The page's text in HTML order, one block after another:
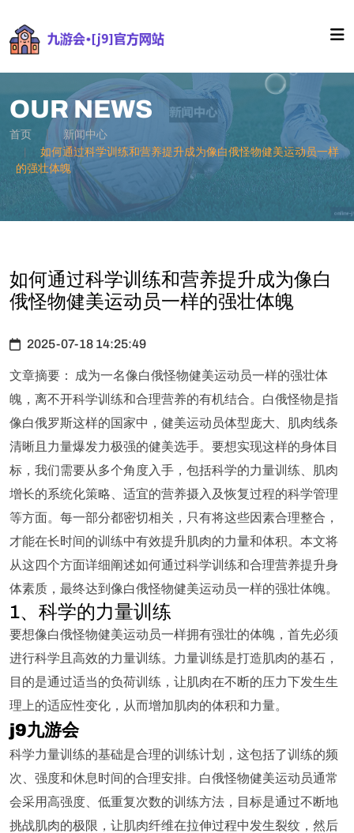
OUR NEWS
首页
新闻中心
如何通过科学训练和营养提升成为像白俄怪物健美运动员一样
的强壮体魄
如何通过科学训练和营养提升成为像白
俄怪物健美运动员一样的强壮体魄
2025-07-18 14:25:49
文章摘要： 成为一名像白俄怪物健美运动员一样的强壮体
魄，离不开科学训练和合理营养的有机结合。白俄怪物是指
像白俄罗斯这样的国家中，健美运动员体型庞大、肌肉线条
清晰且力量爆发力极强的健美选手。要想实现这样的身体目
标，我们需要从多个角度入手，包括科学的力量训练、肌肉
增长的系统化策略、适宜的营养摄入及恢复过程的科学管理
等方面。每一部分都密切相关，只有将这些因素合理整合，
才能在长时间的训练中有效提升肌肉的力量和体积。本文将
从这四个方面详细阐述如何通过科学训练和合理营养提升身
体素质，最终达到像白俄怪物健美运动员一样的强壮体魄。
1、科学的力量训练
要想像白俄怪物健美运动员一样拥有强壮的体魄，首先必须
进行科学且高效的力量训练。力量训练是打造肌肉的基石，
目的是通过适当的负荷训练，让肌肉在不断的压力下发生生
理上的适应性变化，从而增加肌肉的体积和力量。
j9九游会
科学力量训练的基础是合理的训练计划，这包括了训练的频
次、强度和休息时间的合理安排。白俄怪物健美运动员通常
会采用高强度、低重复次数的训练方法，目标是通过不断地
挑战肌肉的极限，让肌肉纤维在拉伸过程中发生裂纹，然后